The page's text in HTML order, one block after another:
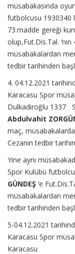
müsabakasında
futbolcusu 1930340
73.madde gereği
olup,Fut.Dis.Tal.
müsabakalardan
tedbir tarihinden
4. 04.12.2021
Karacasu Spor
Dulkadiroğlu 1337
Abdulvahit
maç,
Cezanın tedbir
Yine aynı
Spor Kulübü
GÜNDEŞ ‘e
müsabakalardan
tedbir tarihinden
5-04.12.2021
Karacasu Spor
Karacasu